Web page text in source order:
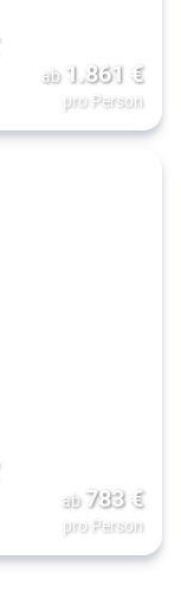
ab 1.861 €
pro Person
ab 783€
pro Person